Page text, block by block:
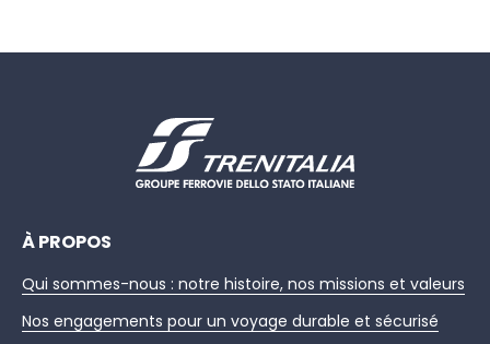
À PROPOS
Qui sommes-nous : notre histoire, nos missions et valeurs
Nos engagements pour un voyage durable et sécurisé